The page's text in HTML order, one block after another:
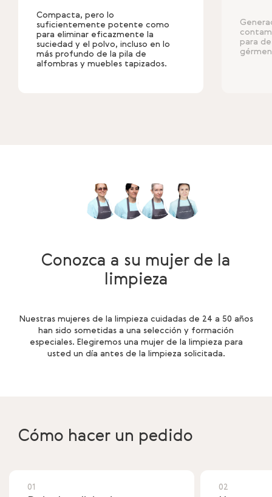
Compacta, pero lo
suficientemente potente como
para eliminar eficazmente la
suciedad y el polvo, incluso en lo
más profundo de la pila de
alfombras y muebles tapizados.
para
Conozca a su mujer de la
limpieza
Nuestras mujeres de la limpieza cuidadas de 24 a 50 años
han sido sometidas a una selección y formación
especiales. Elegiremos una mujer de la limpieza para
usted un día antes de la limpieza solicitada.
Cómo hacer un pedido
01 02